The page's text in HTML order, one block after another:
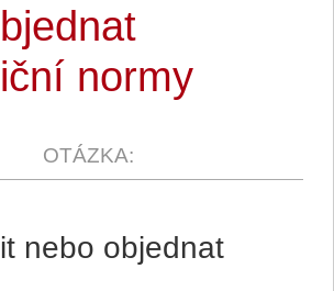
normy
nebo objednat